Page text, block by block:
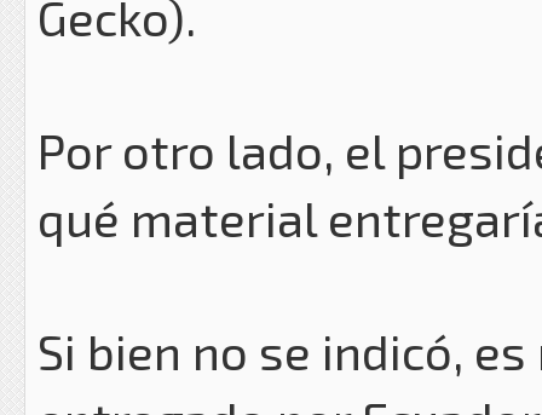
Gecko).
Por otro lado, el
qué material
Si bien no se indicó,